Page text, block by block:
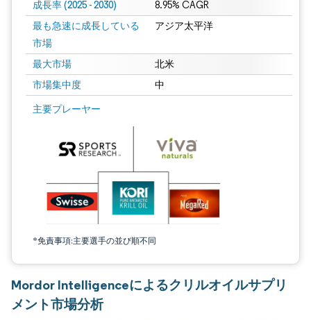
成長率 (2025 - 2030) 8.95% CAGR
最も急速に成長している
市場
アジア太平洋
最大市場 北米
市場集中度 中
主要プレーヤー
*免責事項:主要選手の並び順不同
画像 © Mordor Intelligence。再利用にはCC BY 4.0の表示が必要です。
Mordor Intelligenceによるクリルオイルサプリ
メント市場分析